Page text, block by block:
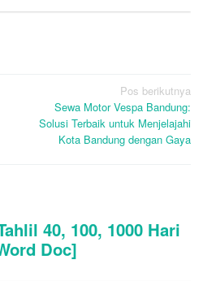
Pos berikutnya
Sewa Motor Vespa Bandung:
Solusi Terbaik untuk Menjelajahi
Kota Bandung dengan Gaya